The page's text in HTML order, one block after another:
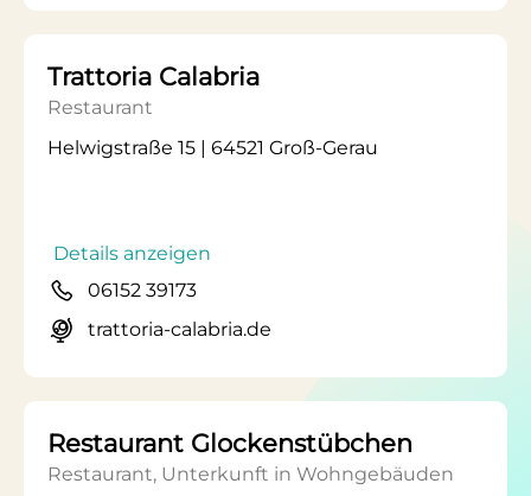
Trattoria Calabria
Restaurant
Helwigstraße 15 | 64521 Groß-Gerau
Details anzeigen
06152 39173
trattoria-calabria.de
Restaurant Glockenstübchen
Restaurant, Unterkunft in Wohngebäuden